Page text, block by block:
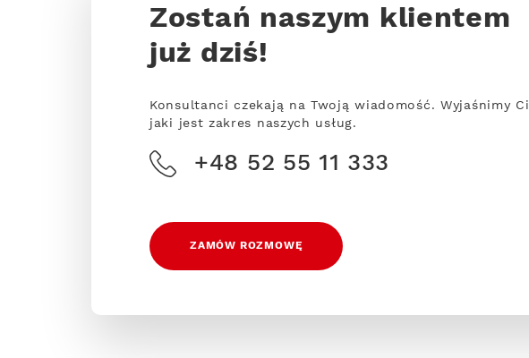
Zostań naszym klientem
już dziś!
Konsultanci czekają na Twoją wiadomość. Wyjaśnimy Ci
jaki jest zakres naszych usług.
+48 52 55 11 333
ZAMÓW ROZMOWĘ